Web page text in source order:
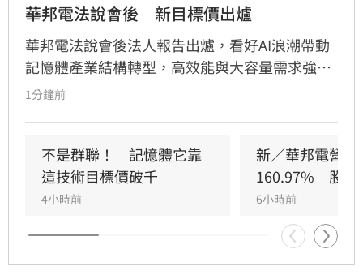
華邦電法說會後　新目標價出爐
華邦電法說會後法人報告出爐，看好AI浪潮帶動
記憶體產業結構轉型，高效能與大容量需求強
勁，推升DRAM與Flash報價持續走揚。華邦電第
擎，公司並大幅調升2026年資本支出至395億
元，全力衝刺高雄廠擴產與先進製程。法人分析
指出，隨AI需求爆發，2027年記憶體供需缺口將
擴大，華邦電中長線營運看俏，兩家本土券商分
別給予200元及275元目標價，市場對其獲利爆發
力寄予厚望。提醒投資人，投資股票具備風險，
1分鐘前
不是群聯！　記憶體它靠
這技術目標價破千
4小時前
新／華邦電營收
160.97%　股價
6小時前